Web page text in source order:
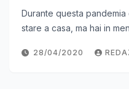
Durante questa
stare a casa, ma hai in
28/04/2020